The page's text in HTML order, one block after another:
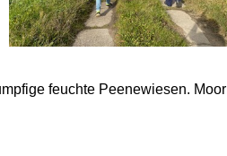
feuchte Peenewiesen. Moor